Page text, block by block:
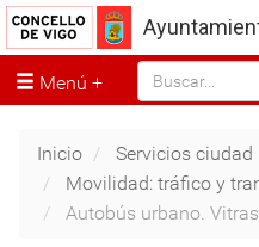
Menú
Inicio
Servicios ciudad
Movilidad: tráfico y
Autobús urbano.